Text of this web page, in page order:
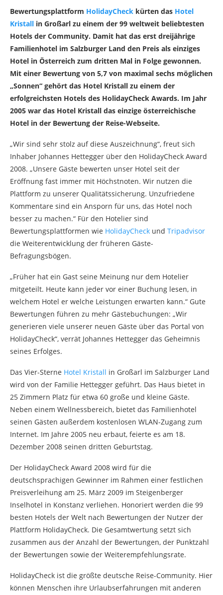
Bewertungsplattform HolidayCheck kürten das Hotel
Kristall in Großarl zu einem der 99 weltweit beliebtesten
Hotels der Community. Damit hat das erst dreijährige
Familienhotel im Salzburger Land den Preis als einziges
Hotel in Österreich zum dritten Mal in Folge gewonnen.
Mit einer Bewertung von 5,7 von maximal sechs möglichen
„Sonnen“ gehört das Hotel Kristall zu einem der
erfolgreichsten Hotels des HolidayCheck Awards. Im Jahr
2005 war das Hotel Kristall das einzige österreichische
Hotel in der Bewertung der Reise-Webseite.
„Wir sind sehr stolz auf diese Auszeichnung“, freut sich
Inhaber Johannes Hettegger über den HolidayCheck Award
2008. „Unsere Gäste bewerten unser Hotel seit der
Eröffnung fast immer mit Höchstnoten. Wir nutzen die
Plattform zu unserer Qualitätssicherung. Unzufriedene
Kommentare sind ein Ansporn für uns, das Hotel noch
besser zu machen.“ Für den Hotelier sind
Bewertungsplattformen wie HolidayCheck und Tripadvisor
die Weiterentwicklung der früheren Gäste-
Befragungsbögen.
„Früher hat ein Gast seine Meinung nur dem Hotelier
mitgeteilt. Heute kann jeder vor einer Buchung lesen, in
welchem Hotel er welche Leistungen erwarten kann.“ Gute
Bewertungen führen zu mehr Gästebuchungen: „Wir
generieren viele unserer neuen Gäste über das Portal von
HolidayCheck“, verrät Johannes Hettegger das Geheimnis
seines Erfolges.
Das Vier-Sterne Hotel Kristall in Großarl im Salzburger Land
wird von der Familie Hettegger geführt. Das Haus bietet in
25 Zimmern Platz für etwa 60 große und kleine Gäste.
Neben einem Wellnessbereich, bietet das Familienhotel
seinen Gästen außerdem kostenlosen WLAN-Zugang zum
Internet. Im Jahre 2005 neu erbaut, feierte es am 18.
Dezember 2008 seinen dritten Geburtstag.
Der HolidayCheck Award 2008 wird für die
deutschsprachigen Gewinner im Rahmen einer festlichen
Preisverleihung am 25. März 2009 im Steigenberger
Inselhotel in Konstanz verliehen. Honoriert werden die 99
besten Hotels der Welt nach Bewertungen der Nutzer der
Plattform HolidayCheck. Die Gesamtwertung setzt sich
zusammen aus der Anzahl der Bewertungen, der Punktzahl
der Bewertungen sowie der Weiterempfehlungsrate.
HolidayCheck ist die größte deutsche Reise-Community. Hier
können Menschen ihre Urlaubserfahrungen mit anderen